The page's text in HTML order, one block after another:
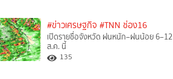
#ข่าวเศรษฐกิจ #TNN ช่อง16
เปิดรายชื่อจังหวัด ฝนหนัก–ฝนน้อย 6–12
ส.ค. นี้
135